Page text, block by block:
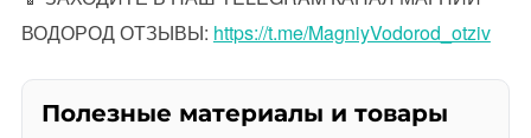
ВОДОРОД ОТЗЫВЫ: https://t.me/MagniyVodorod_otziv
Полезные материалы и товары